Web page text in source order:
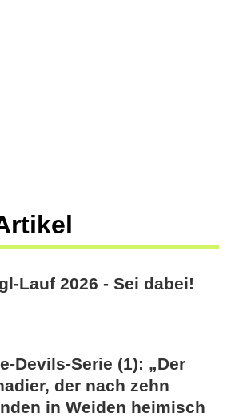
Lauf 2026 - Sei dabei!
Devils-Serie (1): „Der
der nach zehn
in Weiden heimisch